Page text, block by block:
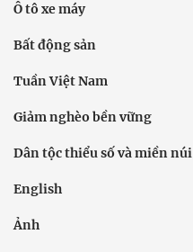
Ô tô xe máy
Bất động sản
Tuần Việt Nam
Giảm nghèo bền vững
Dân tộc thiểu số và miền núi
English
Ảnh